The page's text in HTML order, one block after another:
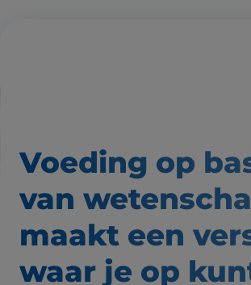
Voeding op
van
maakt een
waar je op